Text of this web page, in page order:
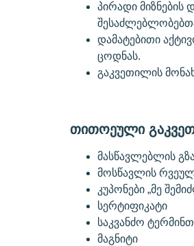
პირადი მიზნების
დამატებითი
ცოდნას.
გაკვეთილის
თითოეული
მასწავლებლის
მოსწავლის
კუპონები „მე
სერტიფიკატი
საკვანძო
მაგნიტი